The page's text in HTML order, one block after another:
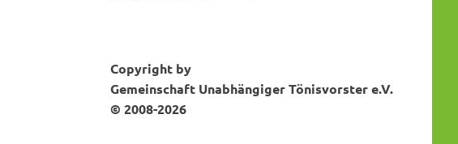
#gemeinschaftunabhaengigertönisvorster
#tönisvorst
Video
Copyright by
Gemeinschaft Unabhängiger Tönisvorster e.V.
© 2008-2026